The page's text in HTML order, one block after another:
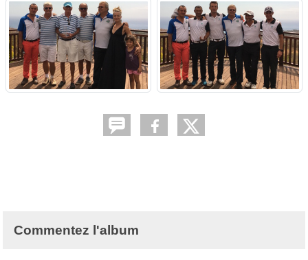
Commentez l'album